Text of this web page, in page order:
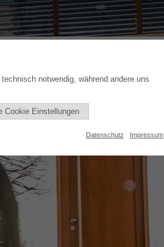
notwendig, während andere uns
Cookie Einstellungen
Datenschutz Impressum